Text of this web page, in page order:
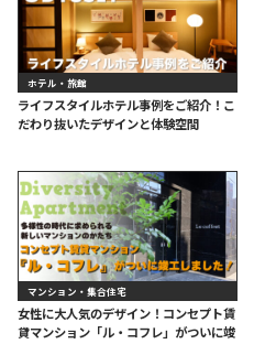
ホテル・旅館
ライフスタイルホテル事例をご紹介！こ
だわり抜いたデザインと体験空間
マンション・集合住宅
女性に大人気のデザイン！コンセプト賃
貸マンション「ル・コフレ」がついに竣